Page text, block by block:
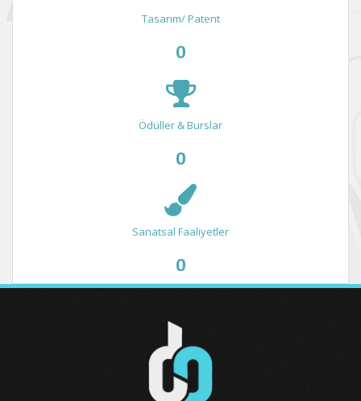
Tasarım/ Patent
0
Ödüller & Burslar
0
Sanatsal Faaliyetler
0